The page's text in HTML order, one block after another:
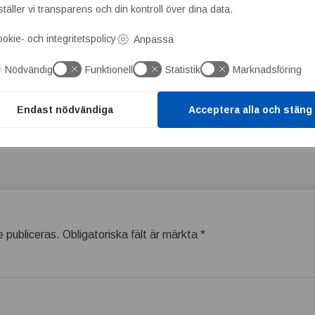
jämförbar funktionalitet. För den som vill köra el, men
begränsat behov av positionering är det här en jättebra
här
publiceras. Obligatoriska fält är märkta*
vi transparens och din kontroll över dina data.
och integritetspolicy Anpassa
Nödvändig Funktionell Statistik Marknadsföring
Endast nödvändiga Acceptera alla och stäng